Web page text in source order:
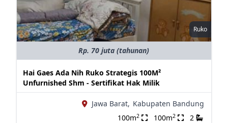
Ruko
Rp. 70 juta (tahunan)
Hai Gaes Ada Nih Ruko Strategis 100M²
Unfurnished Shm - Sertifikat Hak Milik
Jawa Barat, Kabupaten Bandung
100m2 100m2 2